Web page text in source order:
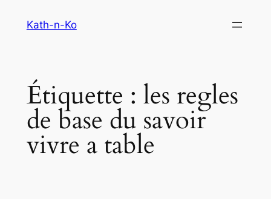
Kath-n-Ko
Étiquette : les regles
de base du savoir
vivre a table